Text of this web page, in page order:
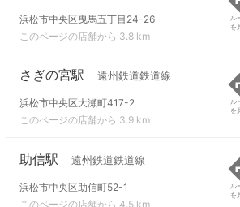
浜松市中央区曳馬五丁目24-26
このページの店舗から 3.8 km
ル
を
さぎの宮駅 遠州鉄道鉄道線
浜松市中央区大瀬町417-2
このページの店舗から 3.9 km
ル
を
助信駅 遠州鉄道鉄道線
浜松市中央区助信町52-1
このページの店舗から 4.5 km
ル
を